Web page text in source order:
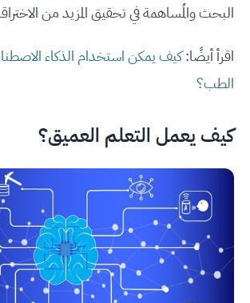
البحث والمُساهمة في تحقيق المزيد من
اقرأ أيضًا:كيف يمكن استخدام الذكاء
الطب؟
كيف يعمل التعلم العميق؟